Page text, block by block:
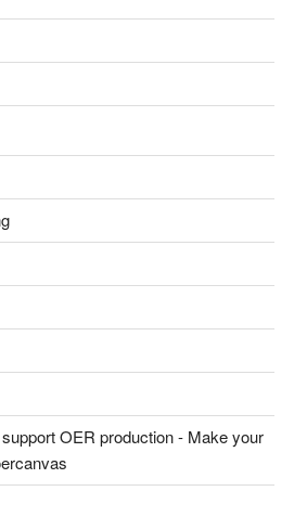
OER production - Make your